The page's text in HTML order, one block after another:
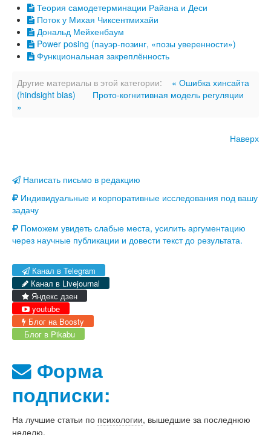
Теория самодетерминации Райана и Деси
Поток у Михая Чиксентмихайи
Дональд Мейхенбаум
Power posing (пауэр-позинг, «позы уверенности»)
Функциональная закреплённость
Другие материалы в этой категории:
« Ошибка хинсайта
(hindsight bias)
Прото-когнитивная модель регуляции
»
Наверх
Написать письмо в редакцию
Индивидуальные и корпоративные исследования под вашу
задачу
Поможем увидеть слабые места, усилить аргументацию
через научные публикации и довести текст до результата.
Канал в Telegram
Канал в Livejournal
Яндекс дзен
youtube
Блог на Boosty
Блог в Pikabu
Форма
подписки:
На лучшие статьи по психологии, вышедшие за последнюю
неделю.